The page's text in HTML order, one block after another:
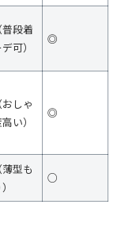
段着
可）
◎
しゃ
い）
◎
型も
○